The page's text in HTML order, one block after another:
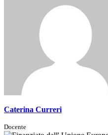
Caterina Curreri
Docente